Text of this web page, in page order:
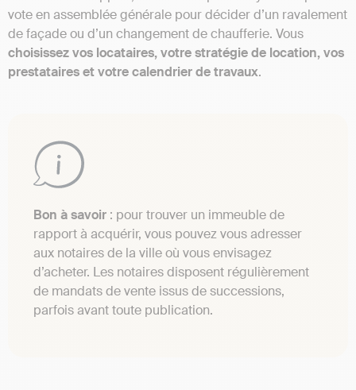
vote en assemblée générale pour décider d’un ravalement
de façade ou d’un changement de chaufferie. Vous
choisissez vos locataires, votre stratégie de location, vos
prestataires et votre calendrier de travaux.
Bon à savoir : pour trouver un immeuble de
rapport à acquérir, vous pouvez vous adresser
aux notaires de la ville où vous envisagez
d’acheter. Les notaires disposent régulièrement
de mandats de vente issus de successions,
parfois avant toute publication.